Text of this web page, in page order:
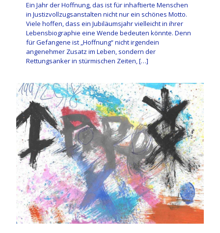
Ein Jahr der Hoffnung, das ist für inhaftierte Menschen
in Justizvollzugsanstalten nicht nur ein schönes Motto.
Viele hoffen, dass ein Jubiläumsjahr vielleicht in ihrer
Lebensbiographie eine Wende bedeuten könnte. Denn
für Gefangene ist „Hoffnung“ nicht irgendein
angenehmer Zusatz im Leben, sondern der
Rettungsanker in stürmischen Zeiten,[…]